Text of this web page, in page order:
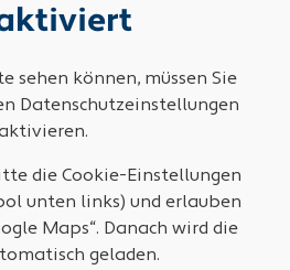
sehen können, müssen Sie
Datenschutzeinstellungen
die Cookie-Einstellungen
unten links) und erlauben
Maps“. Danach wird die
geladen.